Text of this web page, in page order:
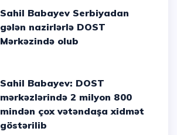
Sahil Babayev Serbiyadan
gələn nazirlərlə DOST
Mərkəzində olub
Sahil Babayev: DOST
mərkəzlərində 2 milyon 800
mindən çox vətəndaşa xidmət
göstərilib